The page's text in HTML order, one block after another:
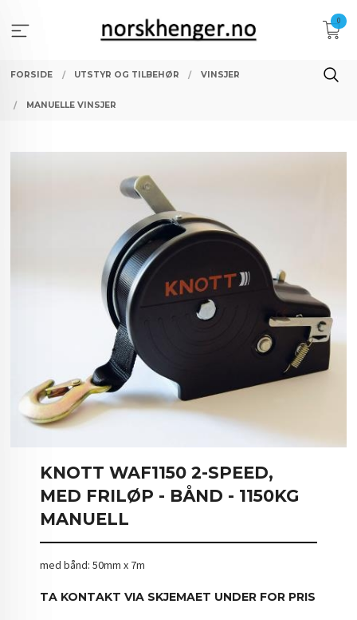
innholdet
0
FORSIDE UTSTYR OG TILBEHØR VINSJER
MANUELLE VINSJER
KNOTT WAF1150 2-SPEED,
MED FRILØP - BÅND - 1150KG
MANUELL
med bånd: 50mm x 7m
TA KONTAKT VIA SKJEMAET UNDER FOR PRIS